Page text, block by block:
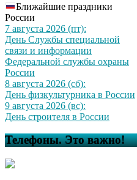
Ближайшие праздники
России
7 августа 2026 (пт):
День Службы специальной
связи и информации
Федеральной службы охраны
России
8 августа 2026 (сб):
День физкультурника в России
9 августа 2026 (вс):
День строителя в России
Телефоны. Это важно!